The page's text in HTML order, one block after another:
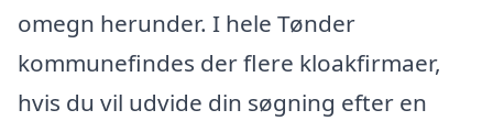
omegn herunder. I hele Tønder
kommunefindes der flere kloakfirmaer,
hvis du vil udvide din søgning efter en